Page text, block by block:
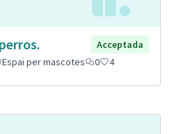
Acceptada
Espai per mascotes 0 4